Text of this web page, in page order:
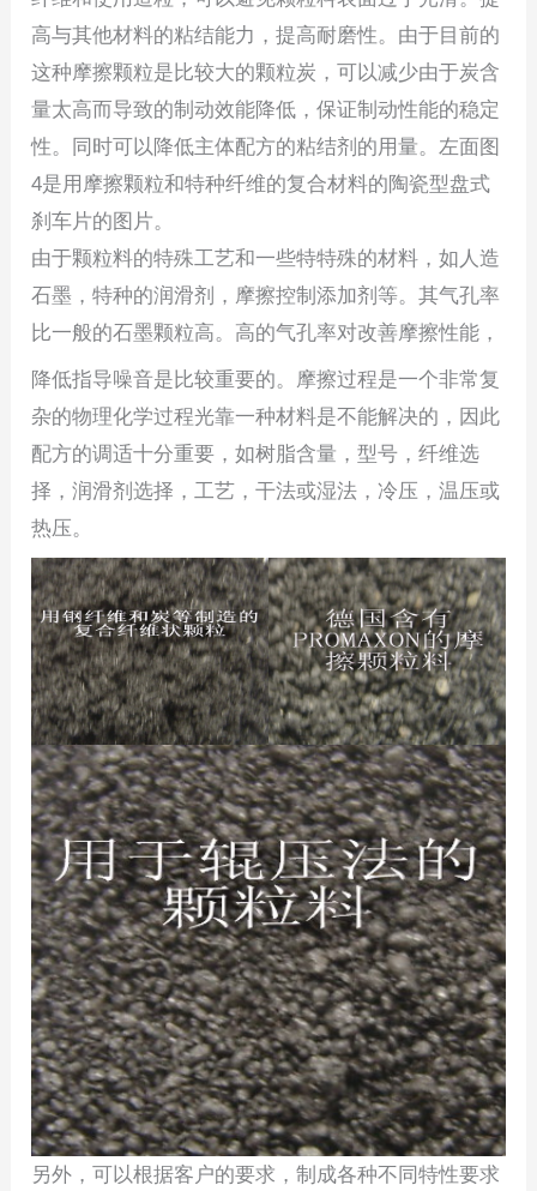
高与其他材料的粘结能力，提高耐磨性。由于目前的
这种摩擦颗粒是比较大的颗粒炭，可以减少由于炭含
量太高而导致的制动效能降低，保证制动性能的稳定
性。同时可以降低主体配方的粘结剂的用量。左面图
4是用摩擦颗粒和特种纤维的复合材料的陶瓷型盘式
刹车片的图片。
由于颗粒料的特殊工艺和一些特特殊的材料，如人造
石墨，特种的润滑剂，摩擦控制添加剂等。其气孔率
比一般的石墨颗粒高。高的气孔率对改善摩擦性能，
降低指导噪音是比较重要的。摩擦过程是一个非常复
杂的物理化学过程光靠一种材料是不能解决的，因此
配方的调适十分重要，如树脂含量，型号，纤维选
择，润滑剂选择，工艺，干法或湿法，冷压，温压或
热压。
另外，可以根据客户的要求，制成各种不同特性要求